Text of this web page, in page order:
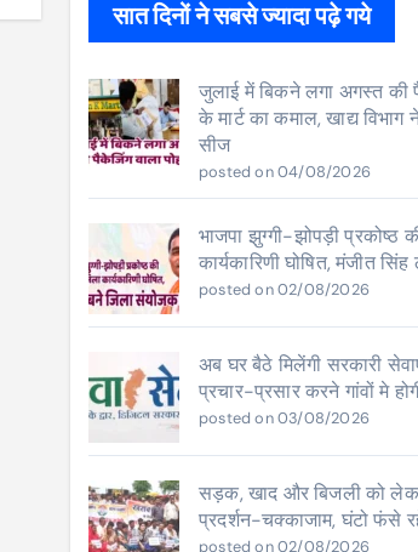
सात दिनों ने सबसे ज्यादा पढ़े गये
जुलाई में बिकने लगा अगस्त की
के मार्ट का कमाल, खाद्य
सीज
posted on 04/08/2026
भाजपा झुग्गी-झोपड़ी प्रकोष्ठ
कार्यकारिणी घोषित, मंजीत
posted on 02/08/2026
अब घर बैठे मिलेंगी सरकारी
प्रचार-प्रसार करने गांवों मे
posted on 03/08/2026
सड़क, खाद और बिजली को
प्रदर्शन-चक्काजाम, घंटो फंसे
posted on 02/08/2026